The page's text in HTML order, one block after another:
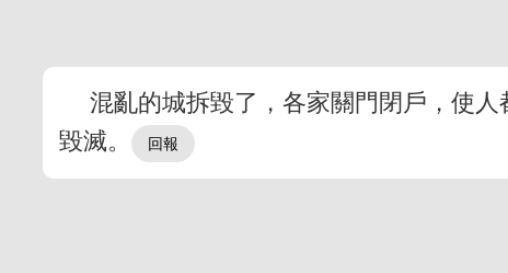
混亂的城拆毀了，各家關門閉戶，使
毀滅。